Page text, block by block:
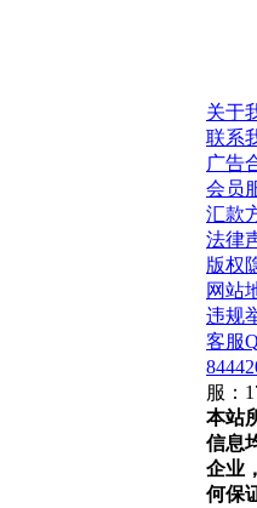
关于
联系
广告
会员
汇款
法律
版权
网站
违规
客服
服：
本站
信息
企业
何保